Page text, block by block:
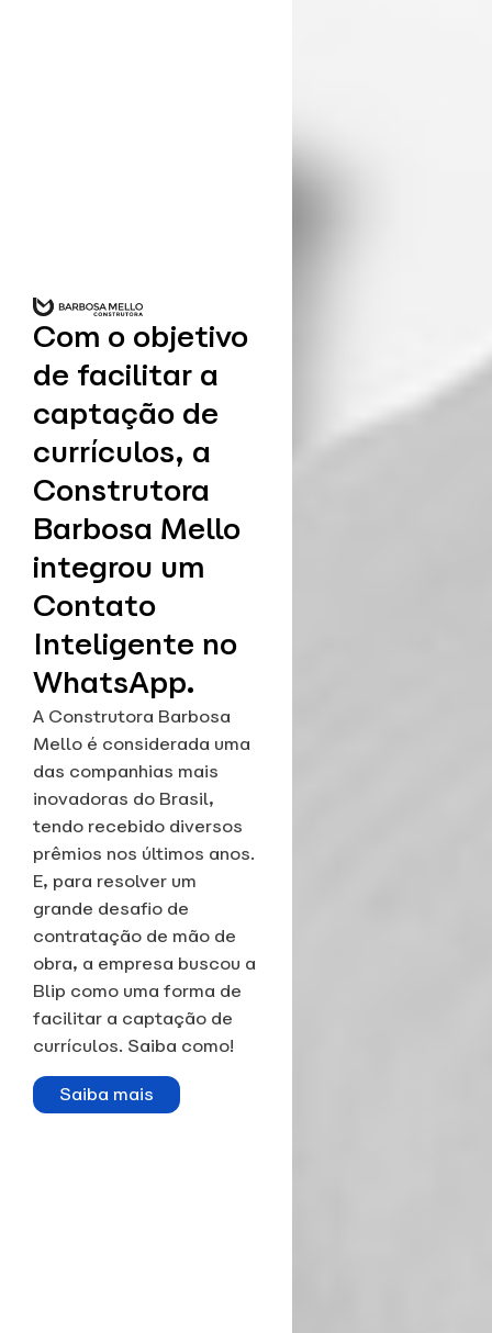
Com o objetivo
de facilitar a
captação de
currículos, a
Construtora
Barbosa Mello
integrou um
Contato
Inteligente no
WhatsApp.
A Construtora Barbosa
Mello é considerada uma
das companhias mais
inovadoras do Brasil,
tendo recebido diversos
prêmios nos últimos anos.
E, para resolver um
grande desafio de
contratação de mão de
obra, a empresa buscou a
Blip como uma forma de
facilitar a captação de
currículos. Saiba como!
Saiba mais